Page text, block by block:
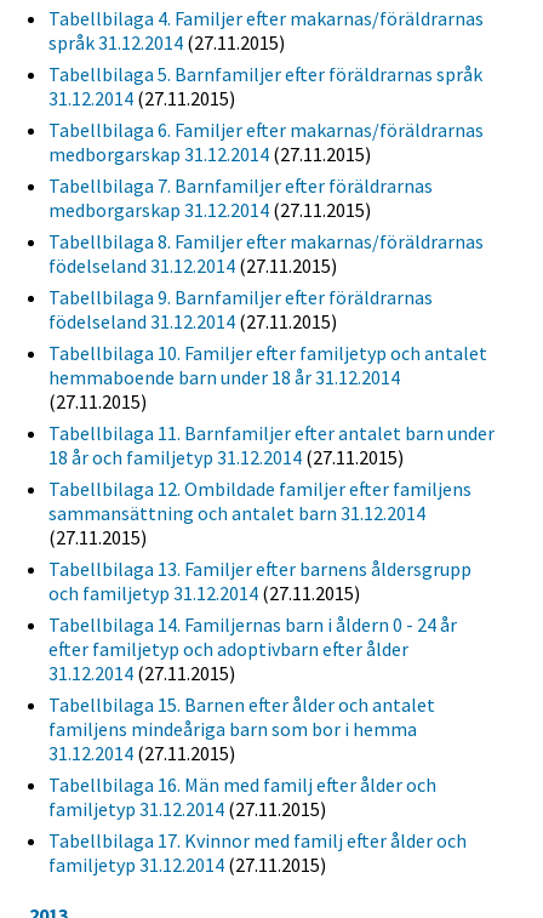
Tabellbilaga 4. Familjer efter makarnas/föräldrarnas
språk 31.12.2014 (27.11.2015)
Tabellbilaga 5. Barnfamiljer efter föräldrarnas språk
31.12.2014 (27.11.2015)
Tabellbilaga 6. Familjer efter makarnas/föräldrarnas
medborgarskap 31.12.2014 (27.11.2015)
Tabellbilaga 7. Barnfamiljer efter föräldrarnas
medborgarskap 31.12.2014 (27.11.2015)
Tabellbilaga 8. Familjer efter makarnas/föräldrarnas
födelseland 31.12.2014 (27.11.2015)
Tabellbilaga 9. Barnfamiljer efter föräldrarnas
födelseland 31.12.2014 (27.11.2015)
Tabellbilaga 10. Familjer efter familjetyp och antalet
hemmaboende barn under 18 år 31.12.2014
(27.11.2015)
Tabellbilaga 11. Barnfamiljer efter antalet barn under
18 år och familjetyp 31.12.2014 (27.11.2015)
Tabellbilaga 12. Ombildade familjer efter familjens
sammansättning och antalet barn 31.12.2014
(27.11.2015)
Tabellbilaga 13. Familjer efter barnens åldersgrupp
och familjetyp 31.12.2014 (27.11.2015)
Tabellbilaga 14. Familjernas barn i åldern 0 - 24 år
efter familjetyp och adoptivbarn efter ålder
31.12.2014 (27.11.2015)
Tabellbilaga 15. Barnen efter ålder och antalet
familjens mindeåriga barn som bor i hemma
31.12.2014 (27.11.2015)
Tabellbilaga 16. Män med familj efter ålder och
familjetyp 31.12.2014 (27.11.2015)
Tabellbilaga 17. Kvinnor med familj efter ålder och
familjetyp 31.12.2014 (27.11.2015)